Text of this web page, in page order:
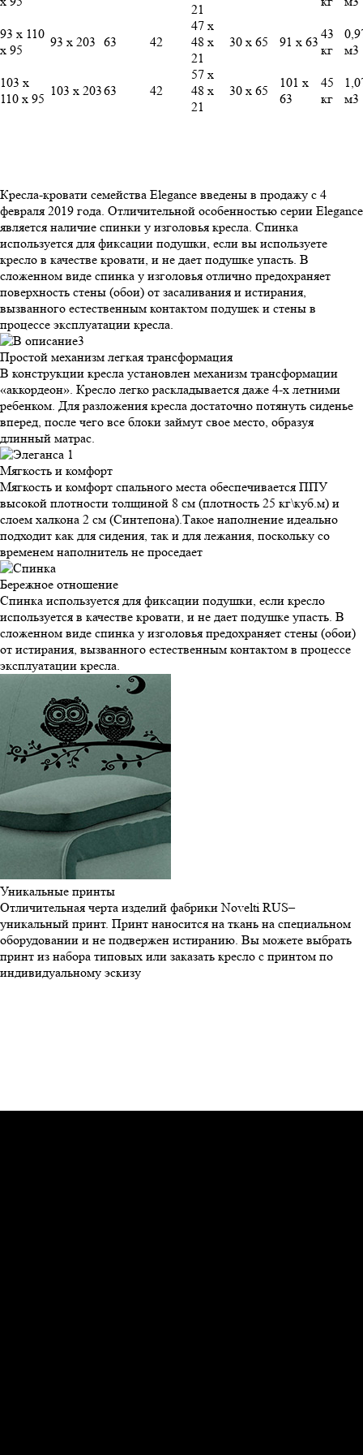
21
93 х 110
х 95
93 х 203 63 42
47 х
48 х
21
30 х 65 91 х 63
43
кг
м3
103 х
110 х 95
103 х 20363 42
57 х
48 х
21
30 х 65
101 х
63
45
кг
м3
Кресла-кровати семейства Elegance введены в продажу с 4
февраля 2019 года. Отличительной особенностью серии Elegance
является наличие спинки у изголовья кресла. Спинка
используется для фиксации подушки, если вы используете
кресло в качестве кровати, и не дает подушке упасть. В
сложенном виде спинка у изголовья отлично предохраняет
поверхность стены (обои) от засаливания и истирания,
вызванного естественным контактом подушек и стены в
процессе эксплуатации кресла.
Простой механизм легкая трансформация
В конструкции кресла установлен механизм трансформации
«аккордеон». Кресло легко раскладывается даже 4-х летними
ребенком. Для разложения кресла достаточно потянуть сиденье
вперед, после чего все блоки займут свое место, образуя
длинный матрас.
Мягкость и комфорт
Мягкость и комфорт спального места обеспечивается ППУ
высокой плотности толщиной 8 см (плотность 25 кг\куб.м) и
слоем халкона 2 см (Синтепона).Такое наполнение идеально
подходит как для сидения, так и для лежания, поскольку со
временем наполнитель не проседает
Бережное отношение
Спинка используется для фиксации подушки, если кресло
используется в качестве кровати, и не дает подушке упасть. В
сложенном виде спинка у изголовья предохраняет стены (обои)
от истирания, вызванного естественным контактом в процессе
эксплуатации кресла.
Уникальные принты
Отличительная черта изделий фабрики Novelti RUS–
уникальный принт. Принт наносится на ткань на специальном
оборудовании и не подвержен истиранию. Вы можете выбрать
принт из набора типовых или заказать кресло с принтом по
индивидуальному эскизу